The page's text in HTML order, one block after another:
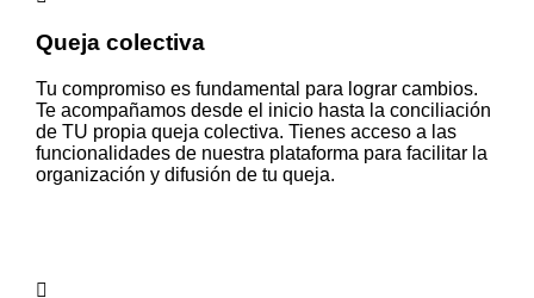
Queja colectiva
Tu compromiso es fundamental para lograr cambios.
Te acompañamos desde el inicio hasta la conciliación
de TU propia queja colectiva. Tienes acceso a las
funcionalidades de nuestra plataforma para facilitar la
organización y difusión de tu queja.